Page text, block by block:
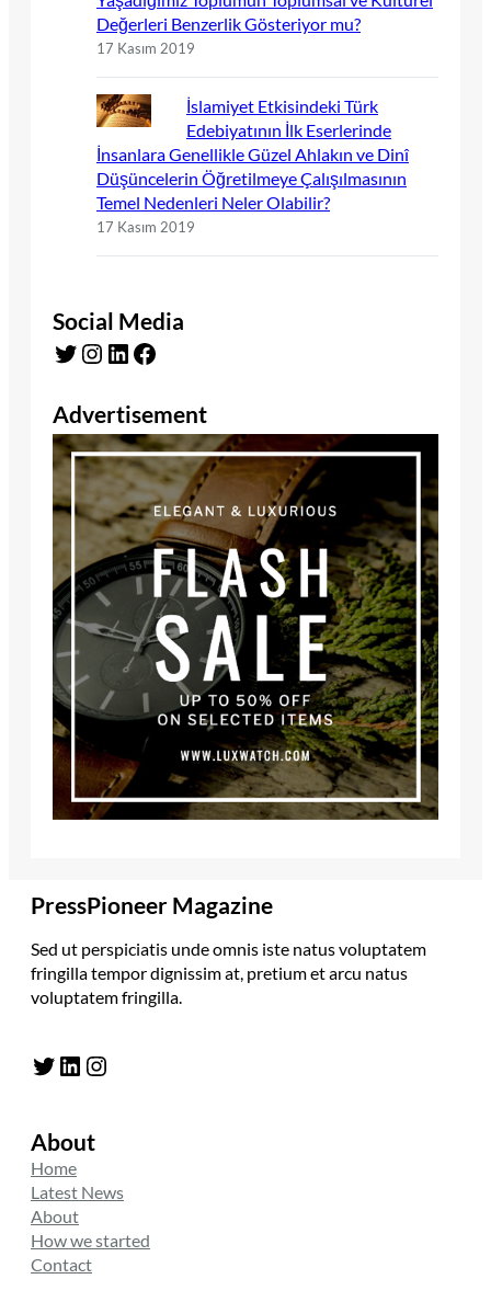
Değerleri Benzerlik Gösteriyor mu?
17 Kasım 2019
İslamiyet Etkisindeki Türk
Edebiyatının İlk Eserlerinde
İnsanlara Genellikle Güzel Ahlakın ve Dinî
Düşüncelerin Öğretilmeye Çalışılmasının
Temel Nedenleri Neler Olabilir?
17 Kasım 2019
Social Media
Twitter Instagram LinkedIn Facebook
Advertisement
PressPioneer Magazine
Sed ut perspiciatis unde omnis iste natus voluptatem
fringilla tempor dignissim at, pretium et arcu natus
voluptatem fringilla.
Twitter LinkedIn Instagram
About
Home
Latest News
About
How we started
Contact